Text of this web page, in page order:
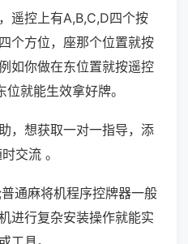
遥控上有A,B,C,D四个按
个方位，座那个位置就按
如你做在东位置就按遥控
就能生效拿好牌。
，想获取一对一指导，添
交流 。
通麻将机程序控牌器一般
进行复杂安装操作就能实